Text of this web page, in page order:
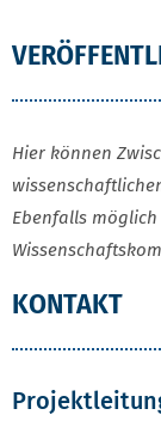
Hier können
Ebenfalls
KONTAKT